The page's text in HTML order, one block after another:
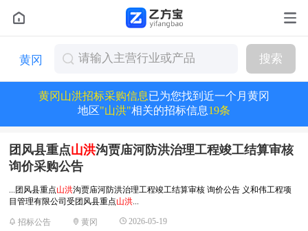
黄冈 搜索
黄冈山洪招标采购信息已为您找到近一个月黄冈
地区"山洪"相关的招标信息19条
团风县重点山洪沟贾庙河防洪治理工程竣工结算审核
询价采购公告
...团风县重点山洪沟贾庙河防洪治理工程竣工结算审核 询价公告 义和伟工程项
目管理有限公司受团风县重点山洪
招标公告 黄冈 2026-05-19